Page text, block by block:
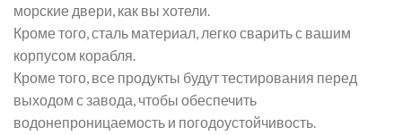
морские двери, как вы хотели.
Кроме того, сталь материал, легко сварить с вашим
корпусом корабля.
Кроме того, все продукты будут тестирования перед
выходом с завода, чтобы обеспечить
водонепроницаемость и погодоустойчивость.